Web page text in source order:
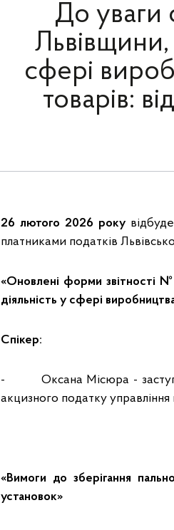
До уваги
Львівщини,
сфері
товарів:
26 лютого 2026 року
платниками податків
«Оновлені форми звітності
діяльність у сфері
Спікер:
- Оксана Місюра - заступник
акцизного податку
«Вимоги до зберігання
установок»